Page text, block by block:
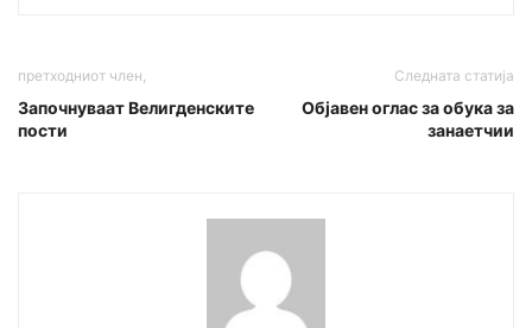
претходниот член,
Започнуваат Велигденските
пости
Следната статија
Објавен оглас за обука за
занаетчии